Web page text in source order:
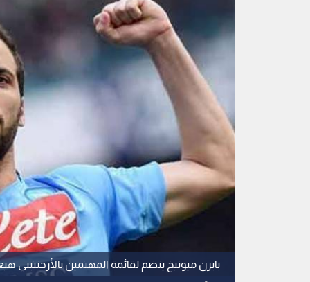
بايرن ميونيخ ينضم لقائمة المهتمين بالأرجنتيني